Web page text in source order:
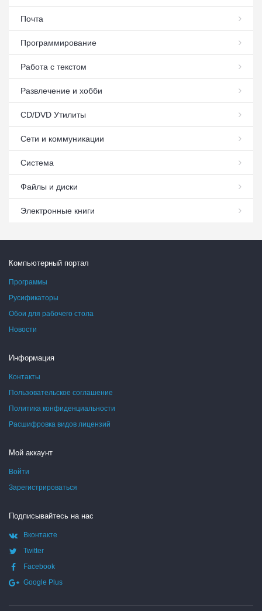
Почта
Программирование
Работа с текстом
Развлечение и хобби
СD/DVD Утилиты
Сети и коммуникации
Система
Файлы и диски
Электронные книги
Компьютерный портал
Программы
Русификаторы
Обои для рабочего стола
Новости
Информация
Контакты
Пользовательское соглашение
Политика конфиденциальности
Расшифровка видов лицензий
Мой аккаунт
Войти
Зарегистрироваться
Подписывайтесь на нас
Вконтакте
Twitter
Facebook
Google Plus